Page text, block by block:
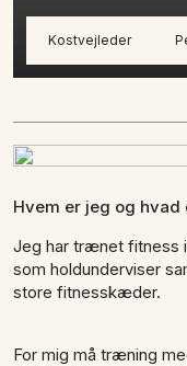
Kostvejleder
Hvem er jeg og
Jeg har trænet fitness
som holdunderviser
store fitnesskæder.
For mig må træning